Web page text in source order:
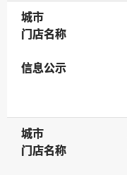
城市
城市
门店名称
门店名称
信息公示
信息公示
城市
城市
门店名称
门店名称